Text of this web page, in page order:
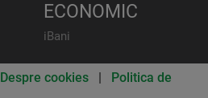
ECONOMIC
iBani
Despre cookies | Politica de